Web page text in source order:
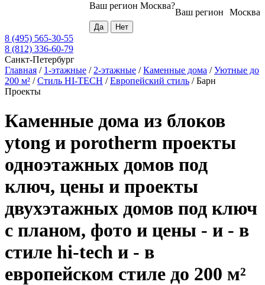
Москва
Ваш регион
Ваш регион Москва?
8 (495) 565-30-55
8 (812) 336-60-79
Санкт-Петербург
Главная / 1-этажные / 2-этажные /Каменные дома /Уютные до
200 м² /Стиль HI-TECH /Европейский стиль /Барн
Проекты
Каменные дома из блоков
ytong и porotherm проекты
одноэтажных домов под
ключ, цены и проекты
двухэтажных домов под ключ
с планом, фото и цены - и - в
стиле hi-tech и - в
европейском стиле до 200 м²